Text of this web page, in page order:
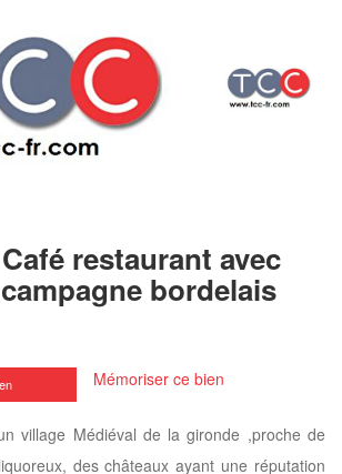
restaurant avec
bordelais
Mémoriser ce bien
village Médiéval de la gironde ,proche de
des châteaux ayant une réputation